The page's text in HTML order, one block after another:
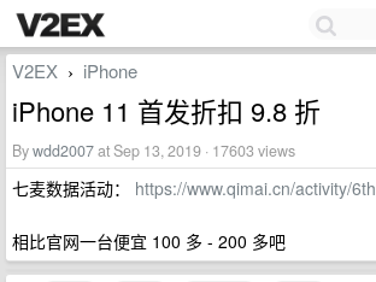
V2EX › iPhone
iPhone 11 首发折扣 9.8 折
Bywdd2007at Sep 13, 2019 · 17603 views
七麦数据活动： https://www.qimai.cn/activity/6th
相比官网一台便宜 100 多 - 200 多吧